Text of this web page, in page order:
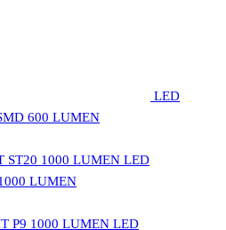
LED
600 LUMEN
LED
LUMEN
LED